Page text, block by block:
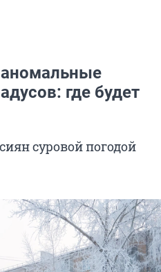
где будет
суровой погодой